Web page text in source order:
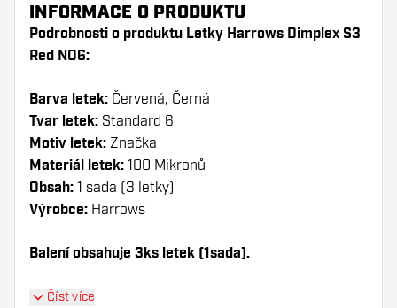
INFORMACE O PRODUKTU
Podrobnosti o produktu Letky Harrows Dimplex S3
Red NO6:
Barva letek: Červená, Černá
Tvar letek: Standard 6
Motiv letek: Značka
Materiál letek: 100 Mikronů
Obsah: 1 sada (3 letky)
Výrobce: Harrows
Balení obsahuje 3ks letek (1sada).
Dartshopper tip!
Číst více